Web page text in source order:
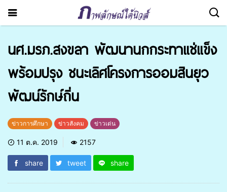
นศ.มรภ.สงขลา พัฒนานกกระทาแช่แข็ง
พร้อมปรุง ชนะเลิศโครงการออมสินยุว
พัฒน์รักษ์ถิ่น
ข่าวการศึกษา ข่าวสังคม ข่าวเด่น
11 ต.ค. 2019 2157
share tweet share